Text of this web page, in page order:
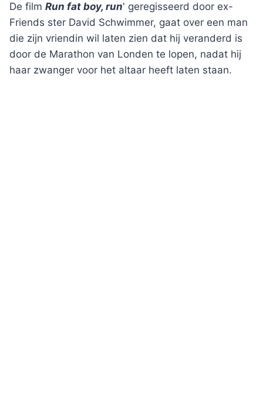
De film Run fat boy, run' geregisseerd door ex-
Friends ster David Schwimmer, gaat over een man
die zijn vriendin wil laten zien dat hij veranderd is
door de Marathon van Londen te lopen, nadat hij
haar zwanger voor het altaar heeft laten staan.